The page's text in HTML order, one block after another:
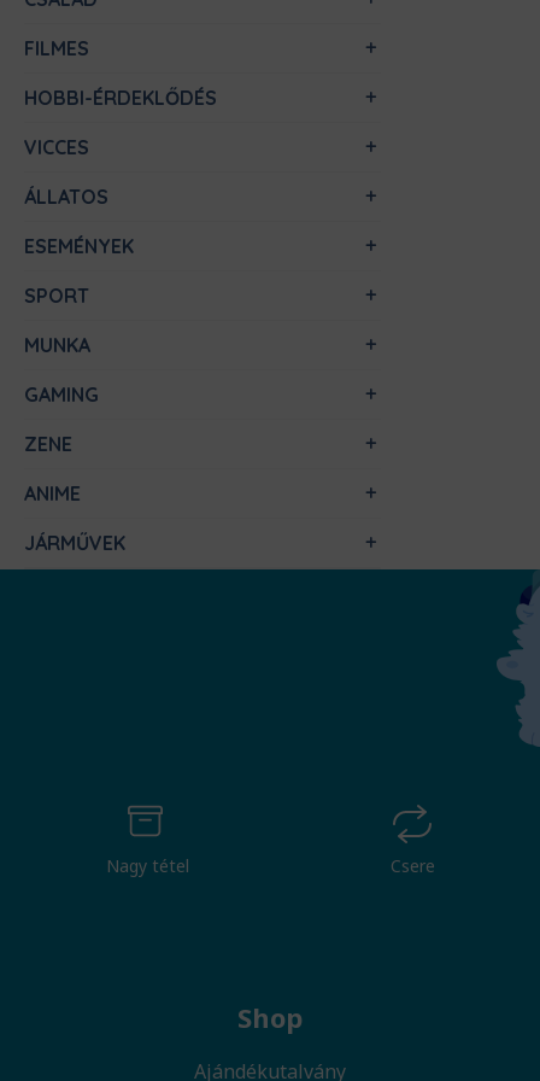
FILMES
HOBBI-ÉRDEKLŐDÉS
VICCES
ÁLLATOS
ESEMÉNYEK
SPORT
MUNKA
GAMING
ZENE
ANIME
JÁRMŰVEK
Nagy tétel Csere
Shop
Ajándékutalvány